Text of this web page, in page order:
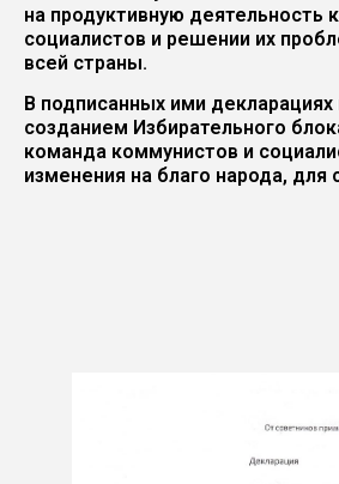
на продуктивную деятельность
социалистов и решении их
всей страны.
В подписанных ими декларациях
созданием Избирательного
команда коммунистов и
изменения на благо народа, для